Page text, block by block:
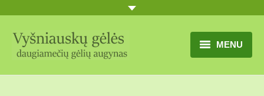
MENU
TITULINIS